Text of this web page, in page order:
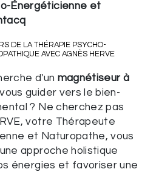
Énergéticienne et
DE LA THÉRAPIE PSYCHO-
AVEC AGNÈS HERVE
d'un magnétiseur à
guider vers le bien-
? Ne cherchez pas
votre Thérapeute
et Naturopathe, vous
approche holistique
énergies et favoriser une